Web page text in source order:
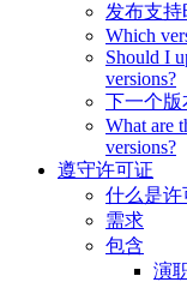
发布支持
Which
Should I
versions?
下一个版
What are
versions?
遵守许可证
什么是许
需求
包含
演